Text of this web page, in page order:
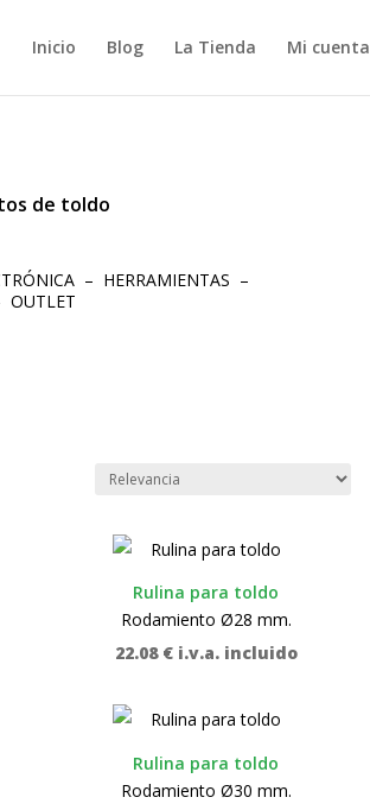
Inicio Blog La Tienda Mi cuenta
de toldo
– HERRAMIENTAS –
OUTLET
Rulina para toldo
Rodamiento Ø28 mm.
22.08 € i.v.a. incluido
Rulina para toldo
Rodamiento Ø30 mm.